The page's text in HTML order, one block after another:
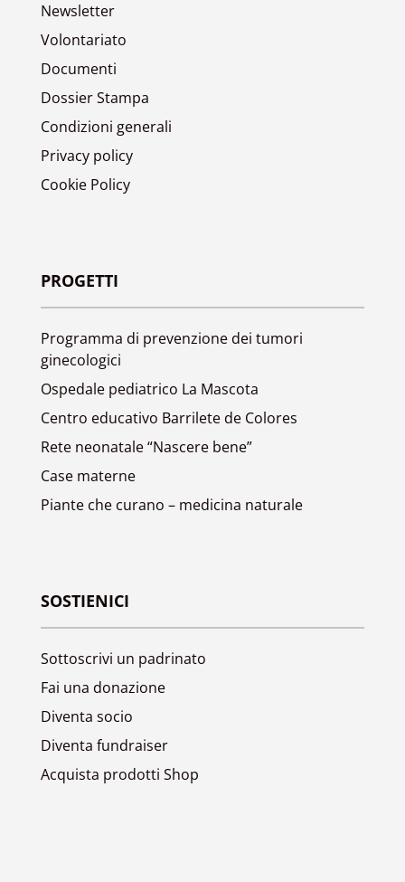
Newsletter
Volontariato
Documenti
Dossier Stampa
Condizioni generali
Privacy policy
Cookie Policy
PROGETTI
Programma di prevenzione dei tumori
ginecologici
Ospedale pediatrico La Mascota
Centro educativo Barrilete de Colores
Rete neonatale “Nascere bene”
Case materne
Piante che curano – medicina naturale
SOSTIENICI
Sottoscrivi un padrinato
Fai una donazione
Diventa socio
Diventa fundraiser
Acquista prodotti Shop